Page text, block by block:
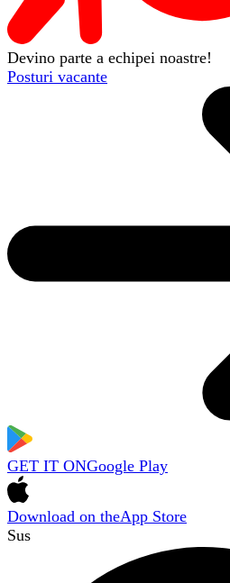
Devino parte a echipei noastre!
Posturi vacante
GET IT ONGoogle Play
Download on theApp Store
Sus